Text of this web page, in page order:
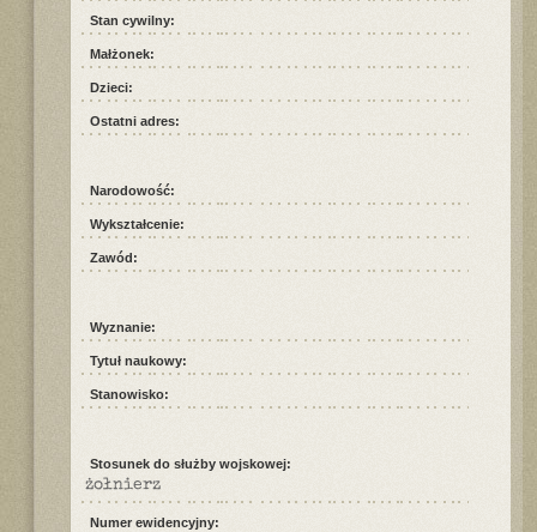
Stan cywilny:
Małżonek:
Dzieci:
Ostatni adres:
Narodowość:
Wykształcenie:
Zawód:
Wyznanie:
Tytuł naukowy:
Stanowisko:
Stosunek do służby wojskowej:
żołnierz
Numer ewidencyjny: